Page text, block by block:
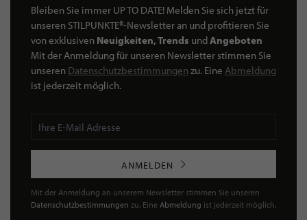
Bleiben Sie immer UP TO DATE! Melden Sie sich jetzt für
unseren STILPUNKTE®-Newsletter an und profitieren Sie
von exklusiven Neuigkeiten, Trends undAngeboten
Mit der Anmeldung für unseren Newsletter stimmen Sie
unseren Datenschutzbestimmungen zu. Eine Abmeldung
ist jederzeit möglich.
ANMELDEN
Mit der Anmeldung an unserem Newsletter stimmen Sie unseren
Datenschutzbestimmungen zu. Eine Abmeldung ist jederzeit möglich.